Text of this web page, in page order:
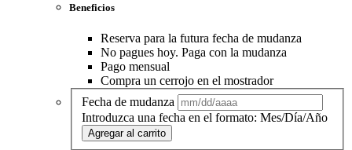
Beneficios
Reserva para la futura fecha de mudanza
No pagues hoy. Paga con la mudanza
Pago mensual
Compra un cerrojo en el mostrador
Fecha de mudanza
Introduzca una fecha en el formato: Mes/Día/Año
Agregar al carrito